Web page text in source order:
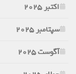
اکتبر 2025
سپتامبر 2025
آگوست 2025